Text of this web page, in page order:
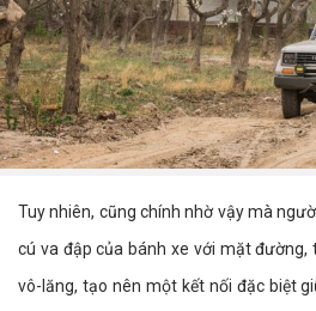
Tuy nhiên, cũng chính nhờ vậy mà
cú va đập của bánh xe với mặt đường,
vô-lăng, tạo nên một kết nối đặc biệt